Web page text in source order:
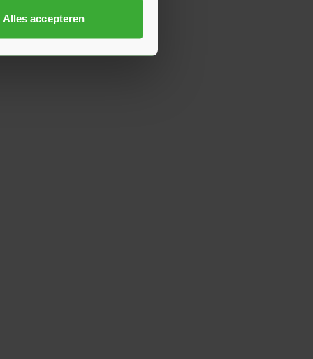
Alles accepteren